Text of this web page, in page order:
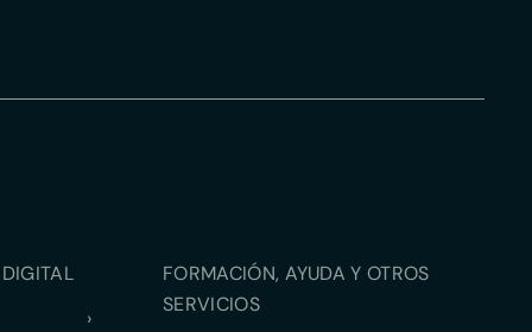
›
FORMACIÓN, AYUDA Y OTROS
SERVICIOS